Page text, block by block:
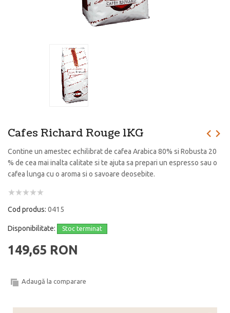
Cafes Richard Rouge 1KG
Contine un amestec echilibrat de cafea Arabica 80% si Robusta 20
% de cea mai inalta calitate si te ajuta sa prepari un espresso sau o
cafea lunga cu o aroma si o savoare deosebite.
Cod produs: 0415
Disponibilitate: Stoc terminat
149,65 RON
Adaugă la comparare